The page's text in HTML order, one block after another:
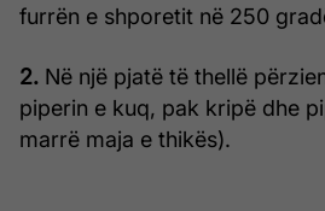
furrën e shporetit në 250
2. Në një pjatë të thellë
piperin e kuq, pak kripë dhe
marrë maja e thikës).